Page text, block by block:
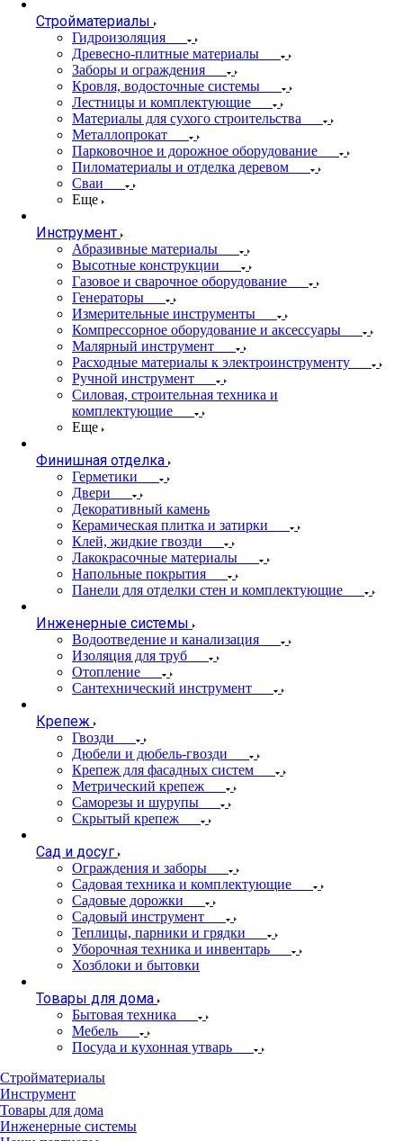
Стройматериалы
Гидроизоляция
Древесно-плитные материалы
Заборы и ограждения
Кровля, водосточные системы
Лестницы и комплектующие
Материалы для сухого строительства
Металлопрокат
Парковочное и дорожное оборудование
Пиломатериалы и отделка деревом
Сваи
Еще
Инструмент
Абразивные материалы
Высотные конструкции
Газовое и сварочное оборудование
Генераторы
Измерительные инструменты
Компрессорное оборудование и аксессуары
Малярный инструмент
Расходные материалы к электроинструменту
Ручной инструмент
Силовая, строительная техника и
комплектующие
Еще
Финишная отделка
Герметики
Двери
Декоративный камень
Керамическая плитка и затирки
Клей, жидкие гвозди
Лакокрасочные материалы
Напольные покрытия
Панели для отделки стен и комплектующие
Инженерные системы
Водоотведение и канализация
Изоляция для труб
Отопление
Сантехнический инструмент
Крепеж
Гвозди
Дюбели и дюбель-гвозди
Крепеж для фасадных систем
Метрический крепеж
Саморезы и шурупы
Скрытый крепеж
Сад и досуг
Ограждения и заборы
Садовая техника и комплектующие
Садовые дорожки
Садовый инструмент
Теплицы, парники и грядки
Уборочная техника и инвентарь
Хозблоки и бытовки
Товары для дома
Бытовая техника
Мебель
Посуда и кухонная утварь
Стройматериалы
Инструмент
Товары для дома
Инженерные системы